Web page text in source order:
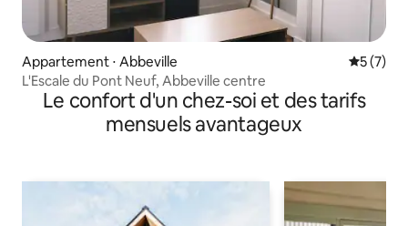
Appartement ⋅ Abbeville
5 (7)
L'Escale du Pont Neuf, Abbeville centre
Le confort d'un chez-soi et des tarifs
mensuels avantageux